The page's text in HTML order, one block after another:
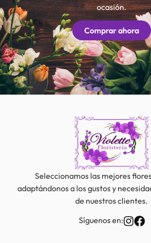
ocasión.
Comprar ahora
Seleccionamos las mejores
adaptándonos a los gustos y
de nuestros clientes.
Síguenos en: